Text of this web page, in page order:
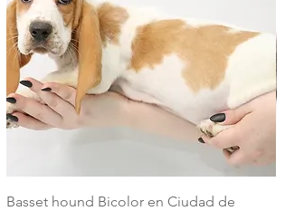
Basset hound Bicolor en Ciudad de